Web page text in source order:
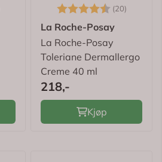
4.6 av 5 muligeKarakter: (20)
La Roche-Posay
La Roche-Posay
Toleriane Dermallergo
Creme 40 ml
218,-
Kjøp